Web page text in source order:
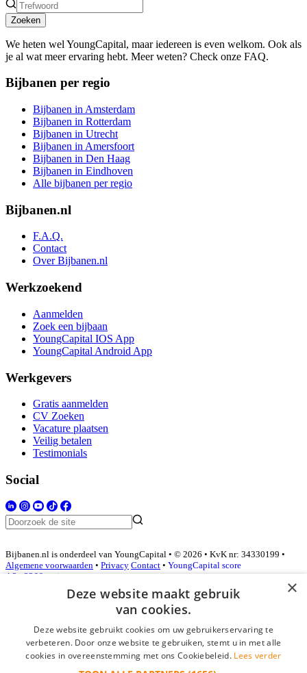
Zoeken
We heten wel YoungCapital, maar iedereen is even welkom. Ook als
je al wat meer ervaring hebt. Meer weten? Check onze FAQ.
Bijbanen per regio
Bijbanen in Amsterdam
Bijbanen in Rotterdam
Bijbanen in Utrecht
Bijbanen in Amersfoort
Bijbanen in Den Haag
Bijbanen in Eindhoven
Alle bijbanen per regio
Bijbanen.nl
F.A.Q.
Contact
Over Bijbanen.nl
Werkzoekend
Aanmelden
Zoek een bijbaan
YoungCapital IOS App
YoungCapital Android App
Werkgevers
Gratis aanmelden
CV Zoeken
Vacature plaatsen
Veilig betalen
Testimonials
Social
Bijbanen.nl is onderdeel van YoungCapital • © 2026 • KvK nr: 34330199 •
Algemene voorwaarden • Privacy Contact • YoungCapital score
4.3 - 3366 reviews
Inloggen als bedrijf
*
×
Deze website maakt gebruik
van cookies.
Deze website gebruikt cookies om uw gebruikerservaring te
verbeteren. Door onze website te gebruiken, stemt u in met alle
cookies in overeenstemming met ons Cookiebeleid. Lees verder